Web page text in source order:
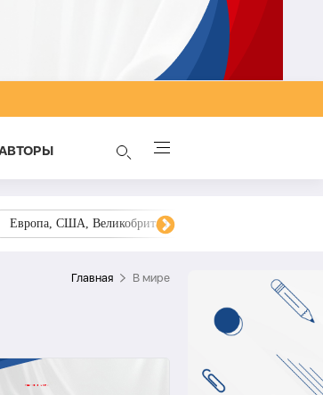
Европа, США, Великобритания, Украина, Запад,
Главная В мире